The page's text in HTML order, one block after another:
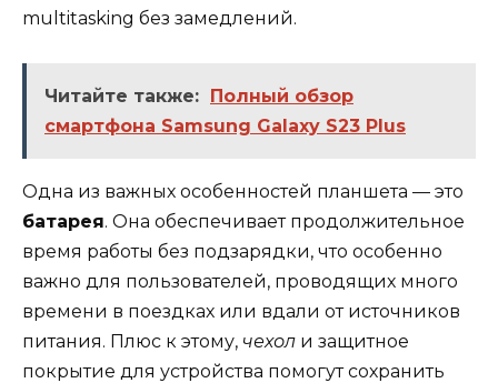
multitasking без замедлений.
Читайте также: Полный обзор
смартфона Samsung Galaxy S23 Plus
Одна из важных особенностей планшета — это
батарея. Она обеспечивает продолжительное
время работы без подзарядки, что особенно
важно для пользователей, проводящих много
времени в поездках или вдали от источников
питания. Плюс к этому, чехол и защитное
покрытие для устройства помогут сохранить